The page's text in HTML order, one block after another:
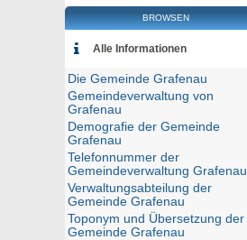
BROWSEN
Alle Informationen
Die Gemeinde Grafenau
Gemeindeverwaltung von
Grafenau
Demografie der Gemeinde
Grafenau
Telefonnummer der
Gemeindeverwaltung Grafenau
Verwaltungsabteilung der
Gemeinde Grafenau
Toponym und Übersetzung der
Gemeinde Grafenau